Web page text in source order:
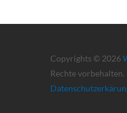
Copyrights © 2026
Rechte vorbehalten.